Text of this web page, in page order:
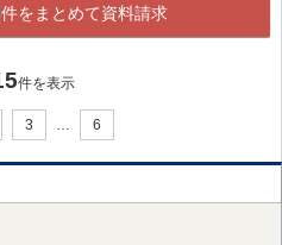
をまとめて資料請求
件を表示
3 … 6